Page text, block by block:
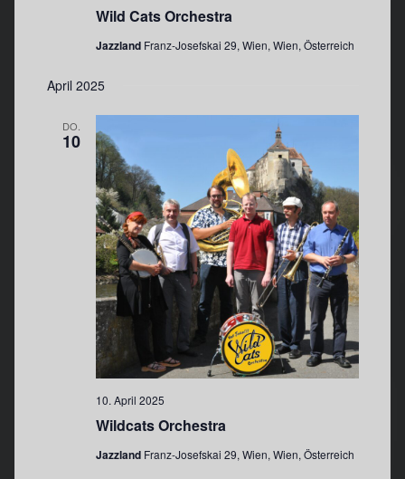
c
u
n
d
A
n
s
i
c
h
t
e
a
h
v
i
g
a
t
i
o
n
Wild Cats Orchestra
Jazzland Franz-Josefskai 29, Wien, Wien, Österreich
April 2025
DO.
10
Wildcats Orchestra
10. April 2025
Jazzland Franz-Josefskai 29, Wien, Wien, Österreich